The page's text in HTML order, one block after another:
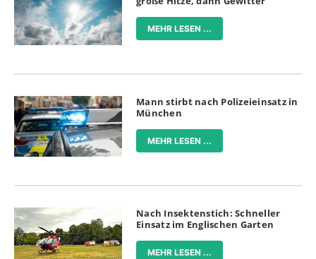
MEHR LESEN ...
Mann stirbt nach Polizeieinsatz in
München
MEHR LESEN ...
Nach Insektenstich: Schneller
Einsatz im Englischen Garten
MEHR LESEN ...